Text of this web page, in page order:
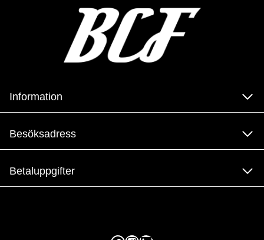
Information
Besöksadress
Betaluppgifter